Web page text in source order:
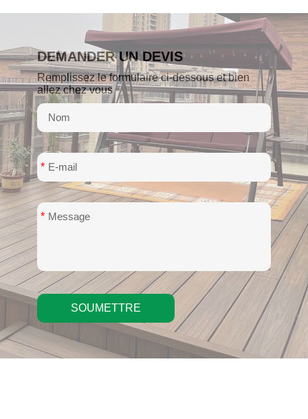
DEMANDER UN DEVIS
Remplissez le formulaire ci-dessous et bien
allez chez vous
*
*
SOUMETTRE